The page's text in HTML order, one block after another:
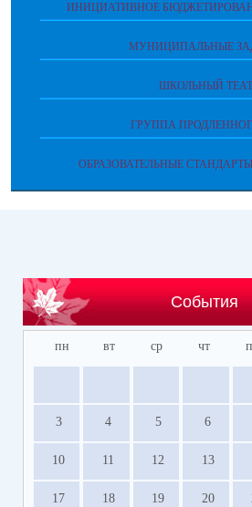
ИНИЦИАТИВНОЕ
МУНИЦИПАЛЬНЫЕ
ШКОЛЬНЫЙ
ГРУППА
ОБРАЗОВАТЕЛЬНЫЕ
События
пн вт ср чт
3 4 5 6
10 11 12 13
17 18 19 20